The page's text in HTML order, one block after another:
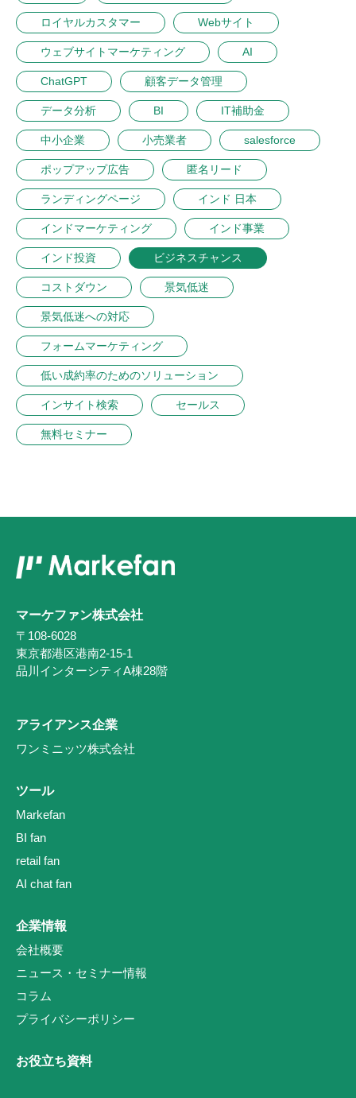
ロイヤルカスタマー Webサイト
ウェブサイトマーケティング AI
ChatGPT 顧客データ管理
データ分析 BI IT補助金
中小企業 小売業者 salesforce
ポップアップ広告 匿名リード
ランディングページ インド 日本
インドマーケティング インド事業
インド投資 ビジネスチャンス
コストダウン 景気低迷
景気低迷への対応
フォームマーケティング
低い成約率のためのソリューション
インサイト検索 セールス
無料セミナー
マーケファン株式会社
〒108-6028
東京都港区港南2-15-1
品川インターシティA棟28階
アライアンス企業
ワンミニッツ株式会社
ツール
Markefan
BI fan
retail fan
AI chat fan
企業情報
会社概要
ニュース・セミナー情報
コラム
プライバシーポリシー
お役立ち資料